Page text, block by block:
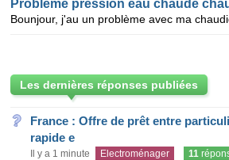
Les dernières réponses publiées
France : Offre de prêt entre
rapide e
Il y a 1 minute Electroménager 11